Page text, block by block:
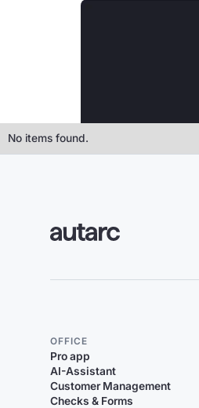
No items found.
OFFICE
Pro app
AI-Assistant
Customer Management
Checks & Forms